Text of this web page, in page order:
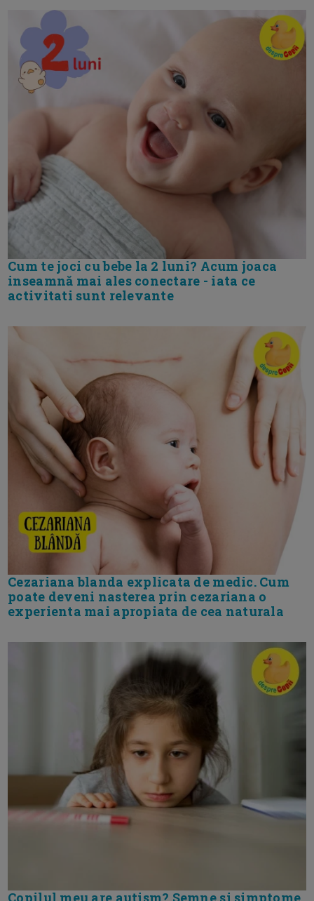
Cum te joci cu bebe la 2 luni? Acum joaca
inseamnă mai ales conectare - iata ce
activitati sunt relevante
Cezariana blanda explicata de medic. Cum
poate deveni nasterea prin cezariana o
experienta mai apropiata de cea naturala